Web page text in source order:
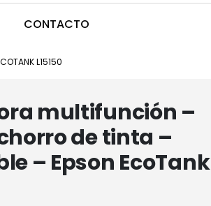
CONTACTO
L15150
multifunción –
de tinta –
– Epson EcoTank